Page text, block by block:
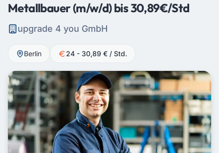
Metallbauer (m/w/d) bis 30,89€/Std
upgrade 4 you GmbH
Berlin 24 - 30,89 € / Std.